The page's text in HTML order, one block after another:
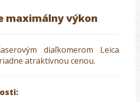
maximálny výkon
diaľkomerom Leica
atraktívnou cenou.